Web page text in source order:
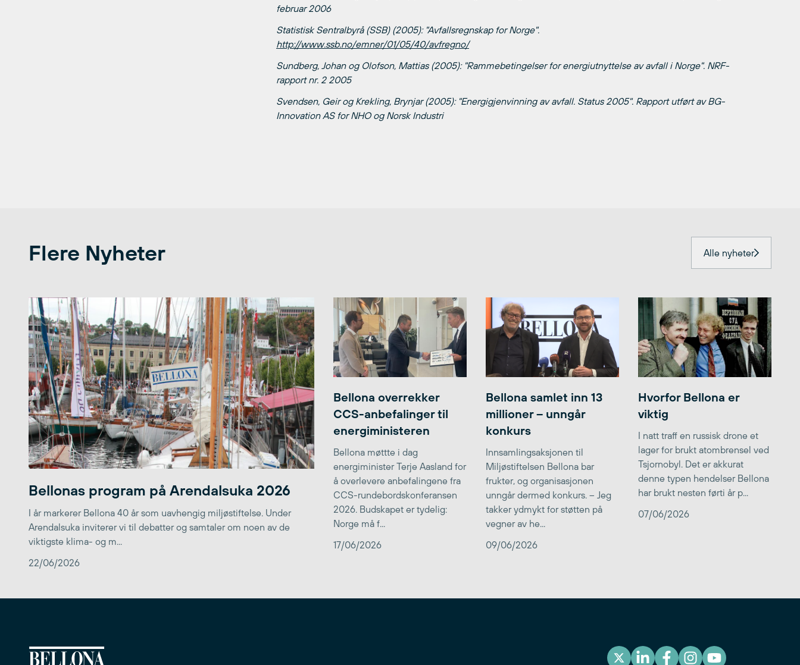
februar 2006
Statistisk Sentralbyrå (SSB) (2005): "Avfallsregnskap for Norge".
http://www.ssb.no/emner/01/05/40/avfregno/
Sundberg, Johan og Olofson, Mattias (2005): "Rammebetingelser for energiutnyttelse av avfall i Norge". NRF-
rapport nr. 2 2005
Svendsen, Geir og Krekling, Brynjar (2005): "Energigjenvinning av avfall. Status 2005". Rapport utført av BG-
Innovation AS for NHO og Norsk Industri
Flere Nyheter Alle nyheter
Bellonas program på Arendalsuka 2026
I år markerer Bellona 40 år som uavhengig miljøstiftelse. Under
Arendalsuka inviterer vi til debatter og samtaler om noen av de
viktigste klima- og m...
22/06/2026
Bellona overrekker
CCS-anbefalinger til
energiministeren
Bellona møttte i dag
energiminister Terje Aasland for
å overlevere anbefalingene fra
CCS-rundebordskonferansen
2026. Budskapet er tydelig:
Norge må f...
17/06/2026
Bellona samlet inn 13
millioner – unngår
konkurs
Innsamlingsaksjonen til
Miljøstiftelsen Bellona bar
frukter, og organisasjonen
unngår dermed konkurs. – Jeg
takker ydmykt for støtten på
vegner av he...
09/06/2026
Hvorfor Bellona er
viktig
I natt traff en russisk drone et
lager for brukt atombrensel ved
Tsjornobyl. Det er akkurat
denne typen hendelser Bellona
har brukt nesten førti år p...
07/06/2026